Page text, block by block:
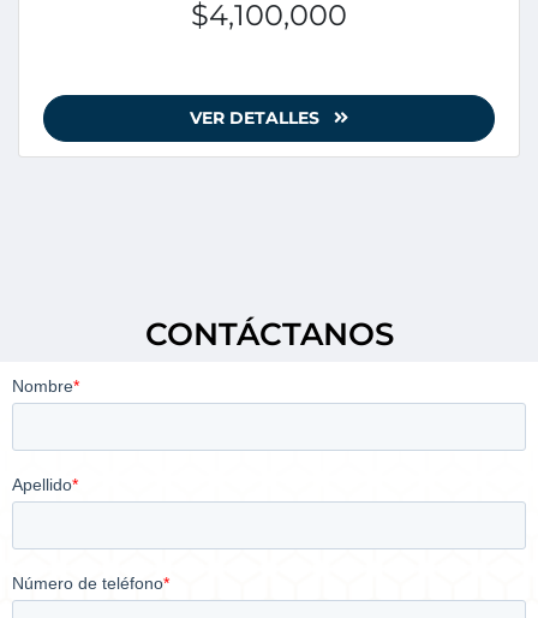
$4,100,000
VER DETALLES
CONTÁCTANOS